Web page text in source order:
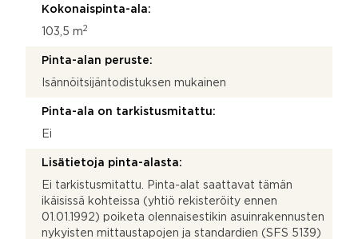
Kokonaispinta-ala:
103,5 m2
Pinta-alan peruste:
Isännöitsijäntodistuksen mukainen
Pinta-ala on tarkistusmitattu:
Ei
Lisätietoja pinta-alasta:
Ei tarkistusmitattu. Pinta-alat saattavat tämän
ikäisissä kohteissa (yhtiö rekisteröity ennen
01.01.1992) poiketa olennaisestikin asuinrakennusten
nykyisten mittaustapojen ja standardien (SFS 5139)